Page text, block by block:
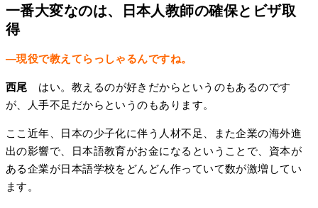
一番大変なのは、日本人教師の確保とビザ取
得
―現役で教えてらっしゃるんですね。
西尾 はい。教えるのが好きだからというのもあるのです
が、人手不足だからというのもあります。
ここ近年、日本の少子化に伴う人材不足、また企業の海外進
出の影響で、日本語教育がお金になるということで、資本が
ある企業が日本語学校をどんどん作っていて数が激増してい
ます。